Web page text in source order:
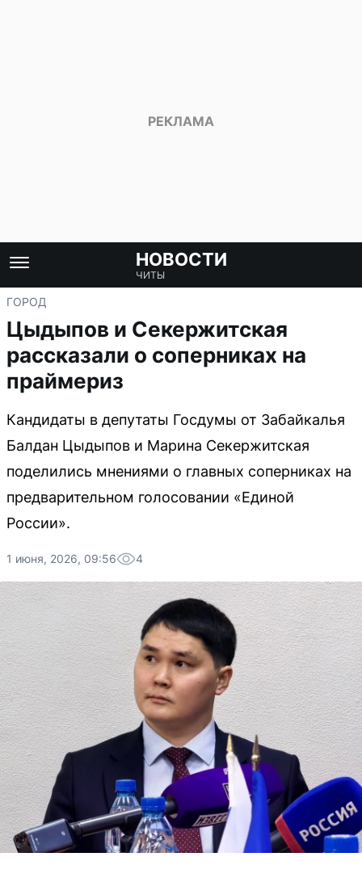
НОВОСТИ
ЧИТЫ
ГОРОД
Цыдыпов и Секержитская
рассказали о соперниках на
праймериз
Кандидаты в депутаты Госдумы от Забайкалья
Балдан Цыдыпов и Марина Секержитская
поделились мнениями о главных соперниках на
предварительном голосовании «Единой
России».
1 июня, 2026, 09:56 4